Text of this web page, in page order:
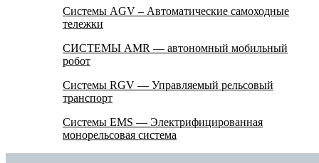
Системы AGV – Автоматические самоходные
тележки
СИСТЕМЫ AMR — автономный мобильный
робот
Системы RGV — Управляемый рельсовый
транспорт
Системы EMS — Электрифицированная
монорельсовая система